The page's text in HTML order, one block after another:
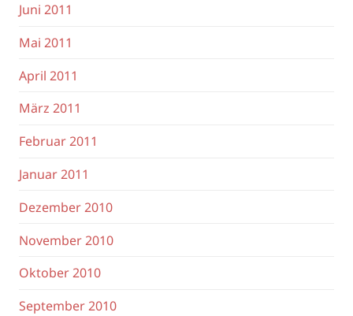
Juni 2011
Mai 2011
April 2011
März 2011
Februar 2011
Januar 2011
Dezember 2010
November 2010
Oktober 2010
September 2010